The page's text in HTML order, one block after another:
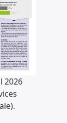
2026